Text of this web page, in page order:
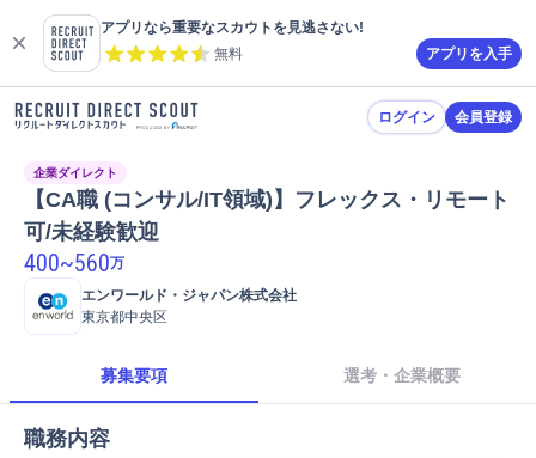
アプリなら重要なスカウトを見逃さない!
無料
アプリを入手
ログイン 会員登録
企業ダイレクト
【CA職 (コンサル/IT領域)】フレックス・リモート
可/未経験歓迎
400~560万
エンワールド・ジャパン株式会社
東京都中央区
募集要項 選考・企業概要
職務内容